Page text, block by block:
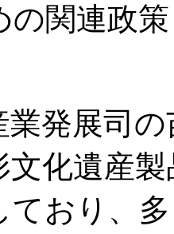
の関連政
業発展司
文化遺産
ており、